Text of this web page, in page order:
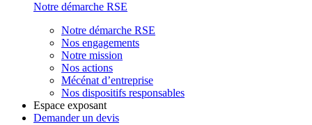
Notre démarche RSE
Notre démarche RSE
Nos engagements
Notre mission
Nos actions
Mécénat d’entreprise
Nos dispositifs responsables
Espace exposant
Demander un devis